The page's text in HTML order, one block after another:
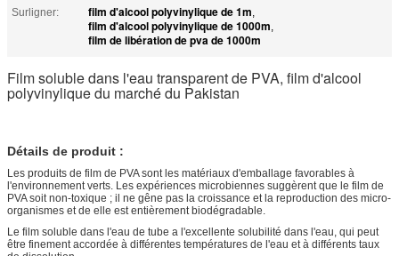
Surligner:
film d'alcool polyvinylique de 1m,
film d'alcool polyvinylique de 1000m,
film de libération de pva de 1000m
Film soluble dans l'eau transparent de PVA, film d'alcool
polyvinylique du marché du Pakistan
Détails de produit :
Les produits de film de PVA sont les matériaux d'emballage favorables à
l'environnement verts. Les expériences microbiennes suggèrent que le film de
PVA soit non-toxique ; il ne gêne pas la croissance et la reproduction des micro-
organismes et de elle est entièrement biodégradable.
Le film soluble dans l'eau de tube a l'excellente solubilité dans l'eau, qui peut
être finement accordée à différentes températures de l'eau et à différents taux